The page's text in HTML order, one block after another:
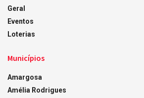
Geral
Eventos
Loterias
Municípios
Amargosa
Amélia Rodrigues